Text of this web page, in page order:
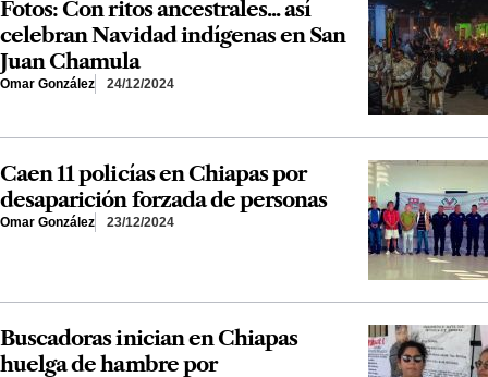
Fotos: Con ritos ancestrales... así
celebran Navidad indígenas en San
Juan Chamula
Omar González 24/12/2024
Caen 11 policías en Chiapas por
desaparición forzada de personas
Omar González 23/12/2024
Buscadoras inician en Chiapas
huelga de hambre por